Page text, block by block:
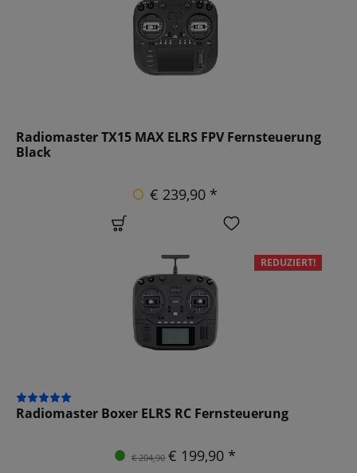
Radiomaster TX15 MAX ELRS FPV Fernsteuerung
Black
€ 239,90 *
REDUZIERT!
Radiomaster Boxer ELRS RC Fernsteuerung
€ 204,90 € 199,90 *